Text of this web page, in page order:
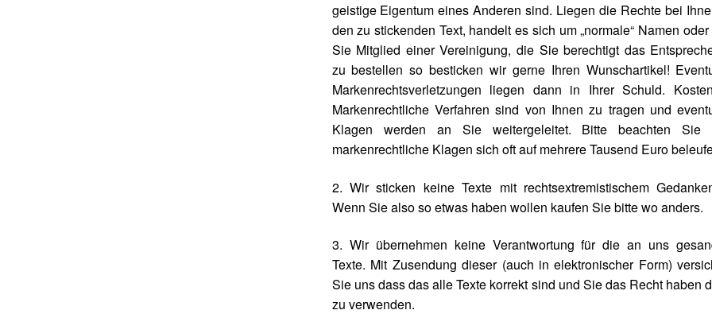
geistige Eigentum eines Anderen sind. Liegen die Rechte bei
den zu stickenden Text, handelt es sich um „normale“ Namen
Sie Mitglied einer Vereinigung, die Sie berechtigt das
zu bestellen so besticken wir gerne Ihren Wunschartikel!
Markenrechtsverletzungen liegen dann in Ihrer Schuld.
Markenrechtliche Verfahren sind von Ihnen zu tragen und
Klagen werden an Sie weitergeleitet. Bitte beachten Sie
markenrechtliche Klagen sich oft auf mehrere Tausend Euro
2. Wir sticken keine Texte mit rechtsextremistischem
Wenn Sie also so etwas haben wollen kaufen Sie bitte wo anders.
3. Wir übernehmen keine Verantwortung für die an uns
Texte. Mit Zusendung dieser (auch in elektronischer Form)
Sie uns dass das alle Texte korrekt sind und Sie das Recht haben
zu verwenden.